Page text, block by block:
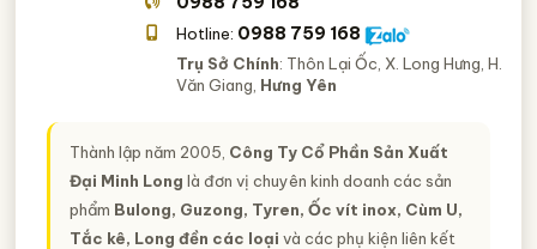
Hotline: 0988 759 168
Trụ Sở Chính: Thôn Lại Ốc, X. Long Hưng, H.
Văn Giang, Hưng Yên
Thành lập năm 2005, Công Ty Cổ Phần Sản Xuất
Đại Minh Long là đơn vị chuyên kinh doanh các sản
phẩm Bulong, Guzong, Tyren, Ốc vít inox, Cùm U,
Tắc kê, Long đền các loại và các phụ kiện liên kết